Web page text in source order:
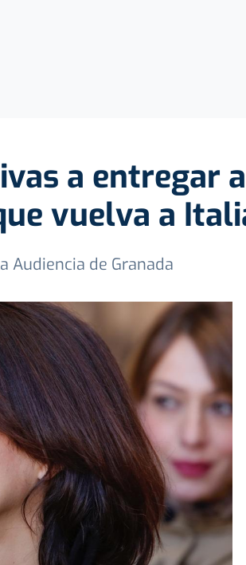
a entregar
vuelva a
Audiencia de Granada